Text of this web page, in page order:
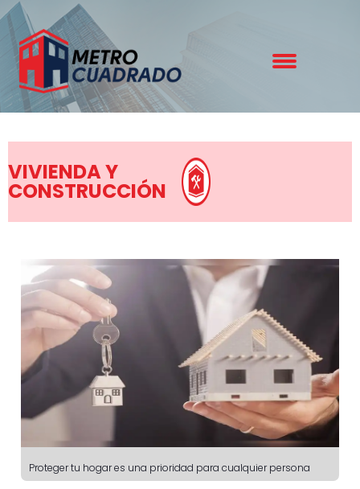
VIVIENDA Y
CONSTRUCCIÓN
Proteger tu hogar es una prioridad para cualquier persona